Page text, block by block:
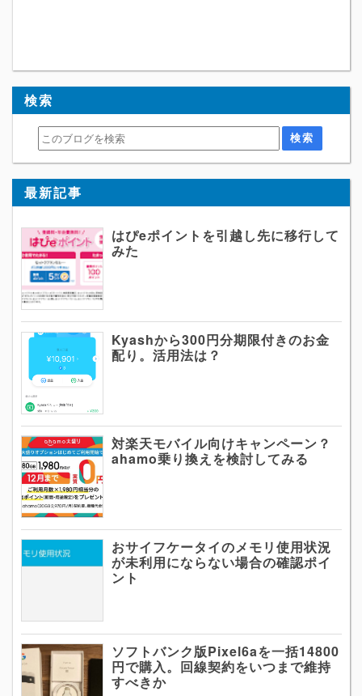
検索
最新記事
はぴeポイントを引越し先に移行して
みた
Kyashから300円分期限付きのお金
配り。活用法は？
対楽天モバイル向けキャンペーン？
ahamo乗り換えを検討してみる
おサイフケータイのメモリ使用状況
が未利用にならない場合の確認ポイ
ント
ソフトバンク版Pixel6aを一括14800
円で購入。回線契約をいつまで維持
すべきか